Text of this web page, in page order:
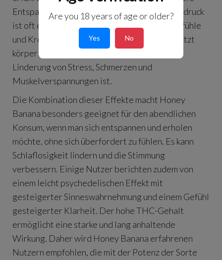
Entspannung genießen können. Der erste Eindruck
ist oft eine zerebrale Euphorie, die Glücksgefühle
und Kreativität anregen kann. Gleichzeitig setzt
körperliche Entspannung ein, die ideal zur
Linderung von Stress, Schmerzen und
Muskelverspannungen ist.
Die Kombination dieser Effekte macht Honey
Banana besonders geeignet für den abendlichen
Konsum, wenn man sich entspannen und erholen
möchte, ohne sich überfordert zu fühlen. Es kann
Schlaflosigkeit lindern und die Stimmung
verbessern. Einige Nutzer berichten zudem von
einem leicht psychedelischen Effekt mit
gesteigerter Sinneswahrnehmung und einem Gefühl
gesteigerter Klarheit. Der hohe THC-Gehalt
ermöglicht eine starke und lang anhaltende
Wirkung. Daher wird Honey Banana erfahrenen
Nutzern empfohlen, die mit der Potenz der Sorte
Are you 18 years of age or older?
Yes No